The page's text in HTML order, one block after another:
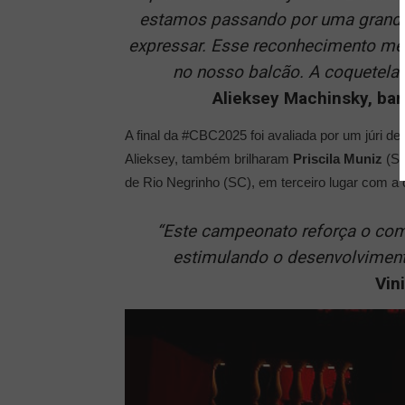
estamos passando por uma
expressar. Esse reconhecimento
no nosso balcão. A
Alieksey Machinsky,
A final da #CBC2025 foi avaliada por um júri
Alieksey, também brilharam Priscila Muniz
de Rio Negrinho (SC), em terceiro lugar com
“Este campeonato reforça o
estimulando o